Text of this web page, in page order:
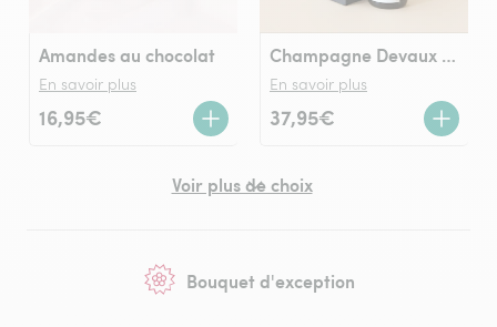
Amandes au chocolat
En savoir plus
16,95€
Champagne Devaux (75cl)
En savoir plus
37,95€
Voir plus de choix
Bouquet d'exception